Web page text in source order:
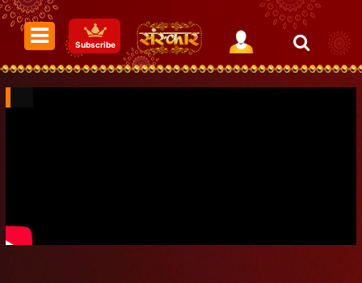
Subscribe